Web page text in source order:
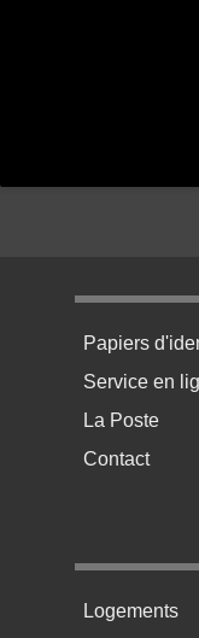
Menu
Papiers
Service en
La Poste
Contact
Menu
Logements